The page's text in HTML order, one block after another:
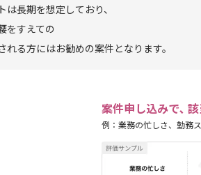
は長期を想定しており、
をすえての
れる方にはお勧めの案件となります。
案件申し込みで､
例：業務の忙しさ、勤務